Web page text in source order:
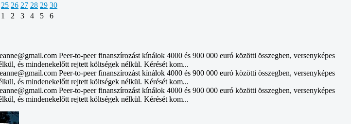
25 26 27 28 29 30
1 2 3 4 5 6
Peer-to-peer finanszírozást kínálok 4000 és 900 000 euró közötti összegben, versenyképes
és mindenekelőtt rejtett költségek nélkül. Kérését kom...
Peer-to-peer finanszírozást kínálok 4000 és 900 000 euró közötti összegben, versenyképes
és mindenekelőtt rejtett költségek nélkül. Kérését kom...
Peer-to-peer finanszírozást kínálok 4000 és 900 000 euró közötti összegben, versenyképes
és mindenekelőtt rejtett költségek nélkül. Kérését kom...